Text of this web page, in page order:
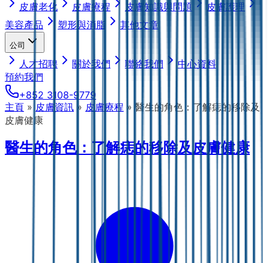
皮膚老化 皮膚療程 皮膚知識與問題
皮膚護理
美容產品
塑形與消脂 其他文章
公司
人才招聘 關於我們 聯絡我們
中心資料
預約我們
+852 3108-9779
主頁 » 皮膚資訊 » 皮膚療程 » 醫生的角色：了解痣的移除及
皮膚健康
醫生的角色：了解痣的移除及皮膚健康